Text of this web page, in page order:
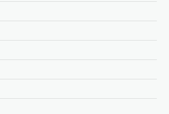
ബാധിക്കുമെന്നാണ്
,തിരുവനന്തപുരം,വാർത്തകൾ
നിർദേശം;